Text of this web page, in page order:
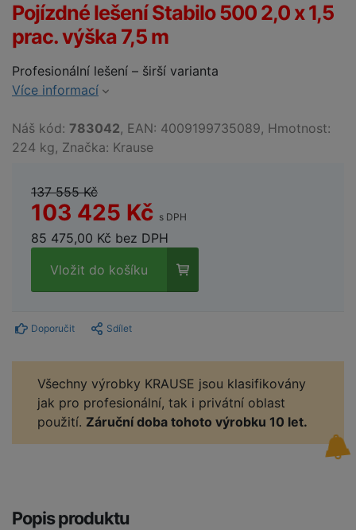
Pojízdné lešení Stabilo 500 2,0 x 1,5
prac. výška 7,5 m
Profesionální lešení – širší varianta
Více informací
Náš kód: 783042, EAN: 4009199735089, Hmotnost:
224 kg, Značka: Krause
137 555 Kč
103 425 Kč s DPH
85 475,00 Kč bez DPH
Vložit do košíku
Doporučit Sdílet
Všechny výrobky KRAUSE jsou klasifikovány
jak pro profesionální, tak i privátní oblast
použití. Záruční doba tohoto výrobku 10 let.
Popis produktu